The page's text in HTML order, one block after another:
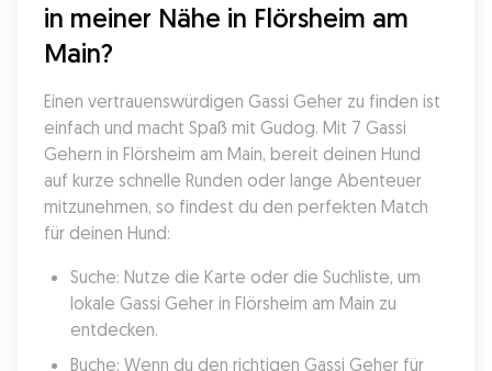
in meiner Nähe in Flörsheim am
Main?
Einen vertrauenswürdigen Gassi Geher zu finden ist
einfach und macht Spaß mit Gudog. Mit 7 Gassi
Gehern in Flörsheim am Main, bereit deinen Hund
auf kurze schnelle Runden oder lange Abenteuer
mitzunehmen, so findest du den perfekten Match
für deinen Hund:
Suche: Nutze die Karte oder die Suchliste, um
lokale Gassi Geher in Flörsheim am Main zu
entdecken.
Buche: Wenn du den richtigen Gassi Geher für